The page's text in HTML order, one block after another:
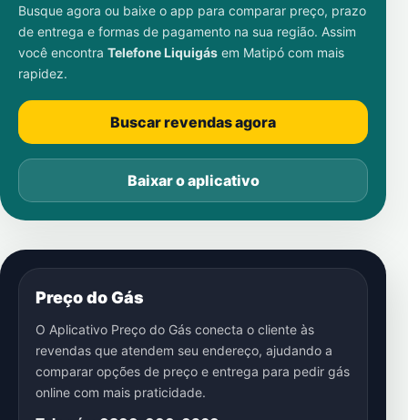
Busque agora ou baixe o app para comparar preço, prazo
de entrega e formas de pagamento na sua região. Assim
você encontra Telefone Liquigás em Matipó com mais
rapidez.
Buscar revendas agora
Baixar o aplicativo
Preço do Gás
O Aplicativo Preço do Gás conecta o cliente às
revendas que atendem seu endereço, ajudando a
comparar opções de preço e entrega para pedir gás
online com mais praticidade.